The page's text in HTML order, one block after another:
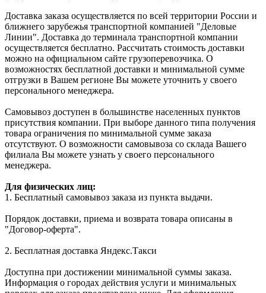
Доставка заказа осуществляется по всей территории России и
ближнего зарубежья транспортной компанией "Деловые
Линии". Доставка до терминала транспортной компании
осуществляется бесплатно. Рассчитать стоимость доставки
можно на официальном сайте грузоперевозчика. О
возможностях бесплатной доставки и минимальной сумме
отгрузки в Вашем регионе Вы можете уточнить у своего
персонального менеджера.
Самовывоз доступен в большинстве населенных пунктов
присутствия компании. При выборе данного типа получения
товара ограничения по минимальной сумме заказа
отсутствуют. О возможности самовывоза со склада Вашего
филиала Вы можете узнать у своего персонального
менеджера.
Для физических лиц:
1. Бесплатный самовывоз заказа из пункта выдачи.
Порядок доставки, приема и возврата товара описаны в
"Договор-оферта".
2. Бесплатная доставка Яндекс.Такси
Доступна при достижении минимальной суммы заказа.
Информация о городах действия услуги и минимальных